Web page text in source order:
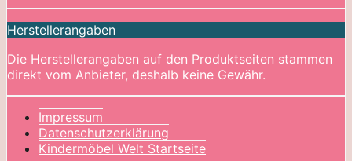
Herstellerangaben
Die Herstellerangaben auf den Produktseiten stammen
direkt vom Anbieter, deshalb keine Gewähr.
Impressum
Datenschutzerklärung
Kindermöbel Welt Startseite